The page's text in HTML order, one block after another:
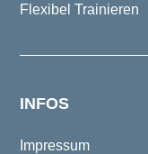
Flexibel Trainieren
INFOS
Impressum